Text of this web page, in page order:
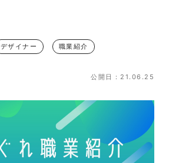
デザイナー 職業紹介
公開日：21.06.25